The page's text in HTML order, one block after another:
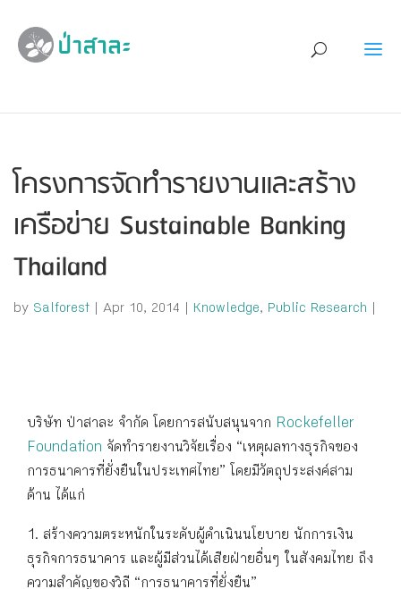
โครงการจัดทำรายงานและสร้าง
เครือข่าย Sustainable Banking
Thailand
by Salforest Apr 10, 2014 Knowledge, Public Research
บริษัท ป่าสาละ จำกัด โดยการสนับสนุนจาก Rockefeller
Foundation จัดทำรายงานวิจัยเรื่อง “เหตุผลทางธุรกิจของ
การธนาคารที่ยั่งยืนในประเทศไทย” โดยมีวัตถุประสงค์สาม
ด้าน ได้แก่
1. สร้างความตระหนักในระดับผู้ดำเนินนโยบาย นักการเงิน
ธุรกิจการธนาคาร และผู้มีส่วนได้เสียฝ่ายอื่นๆ ในสังคมไทย ถึง
ความสำคัญของวิถี “การธนาคารที่ยั่งยืน”